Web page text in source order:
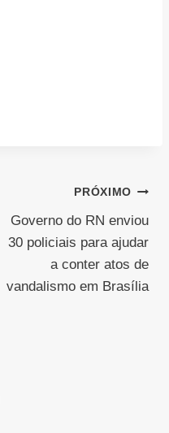
PRÓXIMO
Governo do RN enviou
30 policiais para ajudar
a conter atos de
vandalismo em Brasília